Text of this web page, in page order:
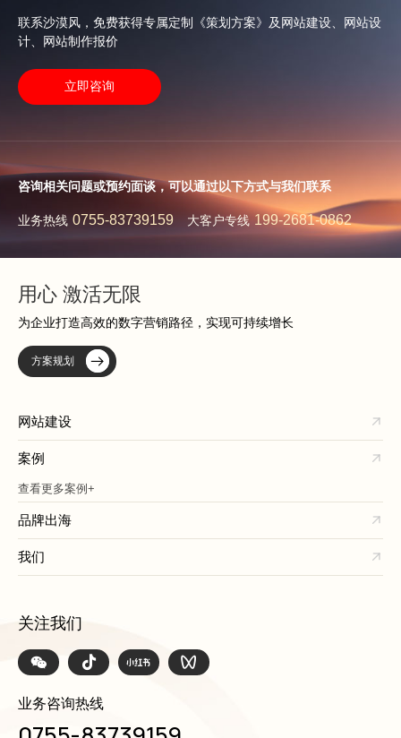
联系沙漠风，免费获得专属定制《策划方案》及网站建设、网站设
计、网站制作报价
立即咨询
咨询相关问题或预约面谈，可以通过以下方式与我们联系
业务热线 0755-83739159 大客户专线 199-2681-0862
用心 激活无限
为企业打造高效的数字营销路径，实现可持续增长
方案规划
网站建设
案例
查看更多案例+
品牌出海
我们
关注我们
业务咨询热线